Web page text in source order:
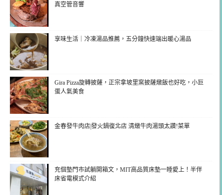
真空管音響
享味生活｜冷凍湯品推薦，五分鐘快速端出暖心湯品
Gira Pizza旋轉披薩，正宗拿坡里窯披薩燉飯也好吃，小巨
蛋人氣美食
金春發牛肉店|發火鍋復北店 清燉牛肉湯頭太讚!菜單
充個墊門市試躺開箱文，MIT高品質床墊一睡愛上！半伴
床省電模式介紹